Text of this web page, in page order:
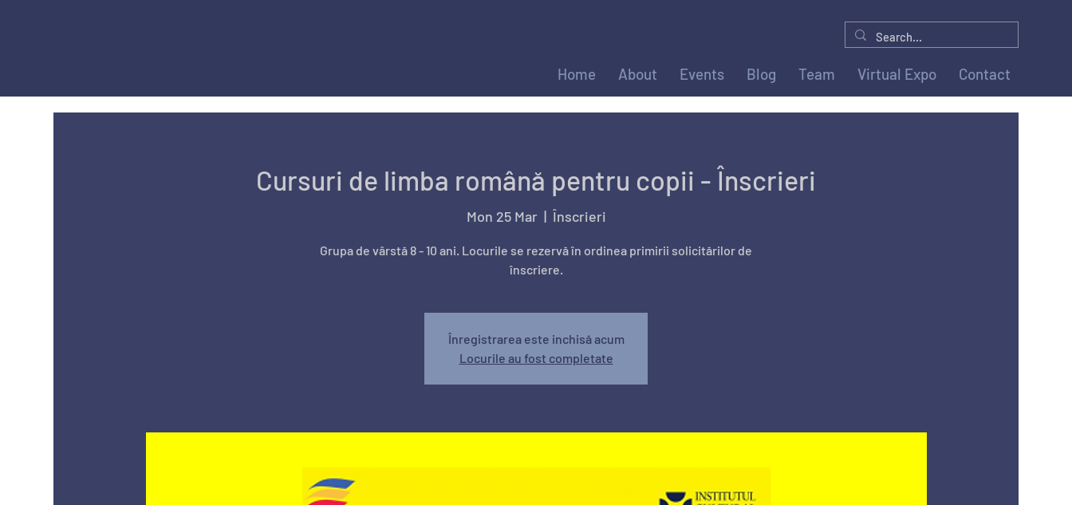
Home About Events Blog Team Virtual Expo Contact
Cursuri de limba română pentru copii - Înscrieri
Mon 25 Mar
  |
Înscrieri
Grupa de vârstă 8 - 10 ani. Locurile se rezervă în ordinea primirii solicitărilor de
înscriere.
Înregistrarea este inchisă acum
Locurile au fost completate